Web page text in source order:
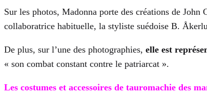
Sur les photos, Madonna porte des créations de
collaboratrice habituelle, la styliste suédoise B.
De plus, sur l’une des photographies, elle est
« son combat constant contre le patriarcat ».
Les costumes et accessoires de tauromachie des